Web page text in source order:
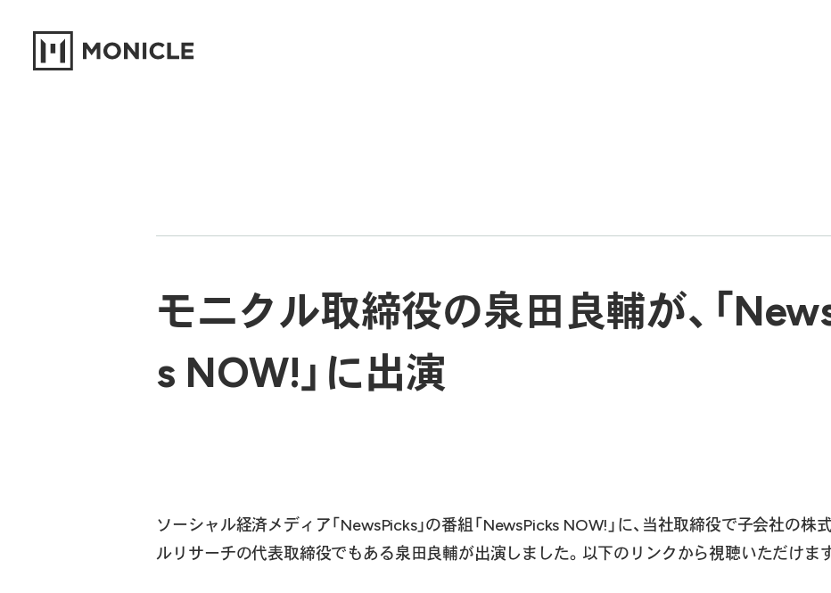
モニクル取締役の泉田良輔が、「
s NOW!」に出演
ソーシャル経済メディア「NewsPicks」の番組「NewsPicks NOW!」に、当社取締役で子会社の株
ルリサーチの代表取締役でもある泉田良輔が出演しました。以下のリンクから視聴いただけます